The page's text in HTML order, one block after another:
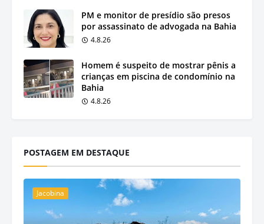
PM e monitor de presídio são presos
por assassinato de advogada na Bahia
4.8.26
Homem é suspeito de mostrar pênis a
crianças em piscina de condomínio na
Bahia
4.8.26
POSTAGEM EM DESTAQUE
Jacobina